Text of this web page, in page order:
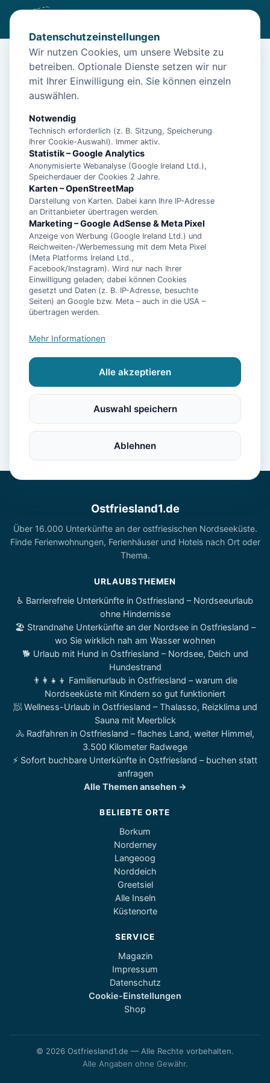
Diese Unterkunft ist aktuell nicht
buchbar
Unterkünfte in der Nähe
Ferienhaus für 2 Personen (69 m²) in
Aurich
Ferienwohnung Baur
Ferienwohnung für max. 4 Personen
Ranchhouse Hunde und Pferde
Ostfriesland1.de
Über 16.000 Unterkünfte an der ostfriesischen Nordseeküste.
Finde Ferienwohnungen, Ferienhäuser und Hotels nach Ort oder
Thema.
URLAUBSTHEMEN
♿ Barrierefreie Unterkünfte in Ostfriesland – Nordseeurlaub
ohne Hindernisse
🏖️ Strandnahe Unterkünfte an der Nordsee in Ostfriesland –
wo Sie wirklich nah am Wasser wohnen
🐕 Urlaub mit Hund in Ostfriesland – Nordsee, Deich und
Hundestrand
👨‍👩‍👧‍👦 Familienurlaub in Ostfriesland – warum die
Nordseeküste mit Kindern so gut funktioniert
🧖 Wellness-Urlaub in Ostfriesland – Thalasso, Reizklima und
Sauna mit Meerblick
🚴 Radfahren in Ostfriesland – flaches Land, weiter Himmel,
3.500 Kilometer Radwege
⚡ Sofort buchbare Unterkünfte in Ostfriesland – buchen statt
anfragen
Alle Themen ansehen →
BELIEBTE ORTE
Borkum
Norderney
Langeoog
Norddeich
Greetsiel
Alle Inseln
Küstenorte
SERVICE
Magazin
Impressum
Datenschutz
Cookie-Einstellungen
Shop
© 2026 Ostfriesland1.de — Alle Rechte vorbehalten.
Alle Angaben ohne Gewähr.
Datenschutzeinstellungen
Wir nutzen Cookies, um unsere Website zu
betreiben. Optionale Dienste setzen wir nur
mit Ihrer Einwilligung ein. Sie können einzeln
auswählen.
Notwendig
Technisch erforderlich (z. B. Sitzung, Speicherung
Ihrer Cookie-Auswahl). Immer aktiv.
Statistik – Google Analytics
Anonymisierte Webanalyse (Google Ireland Ltd.),
Speicherdauer der Cookies 2 Jahre.
Karten – OpenStreetMap
Darstellung von Karten. Dabei kann Ihre IP-Adresse
an Drittanbieter übertragen werden.
Marketing – Google AdSense & Meta Pixel
Anzeige von Werbung (Google Ireland Ltd.) und
Reichweiten-/Werbemessung mit dem Meta Pixel
(Meta Platforms Ireland Ltd.,
Facebook/Instagram). Wird nur nach Ihrer
Einwilligung geladen; dabei können Cookies
gesetzt und Daten (z. B. IP-Adresse, besuchte
Seiten) an Google bzw. Meta – auch in die USA –
übertragen werden.
Mehr Informationen
Alle akzeptieren
Auswahl speichern
Ablehnen